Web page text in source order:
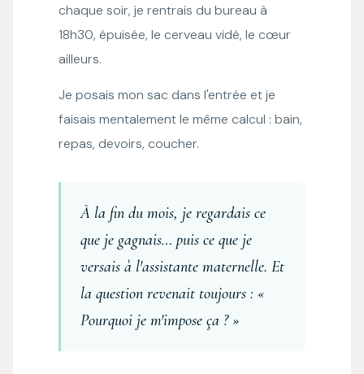
chaque soir, je rentrais du bureau à
18h30, épuisée, le cerveau vidé, le cœur
ailleurs.
Je posais mon sac dans l'entrée et je
faisais mentalement le même calcul : bain,
repas, devoirs, coucher.
À la fin du mois, je regardais ce
que je gagnais… puis ce que je
versais à l'assistante maternelle. Et
la question revenait toujours : «
Pourquoi je m'impose ça ? »